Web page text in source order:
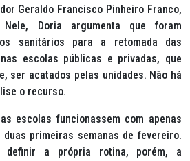
Geraldo Francisco Pinheiro Franco,
Nele, Doria argumenta que foram
sanitários para a retomada das
escolas públicas e privadas, que
ser acatados pelas unidades. Não há
o recurso.
escolas funcionassem com apenas
duas primeiras semanas de fevereiro.
definir a própria rotina, porém, a